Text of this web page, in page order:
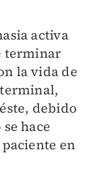
activa
terminar
la vida de
debido
hace
en